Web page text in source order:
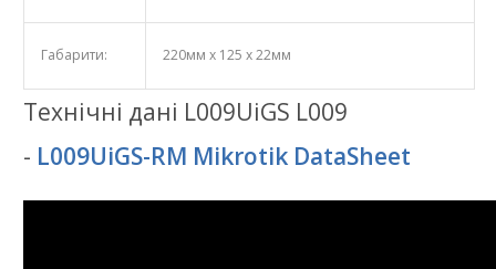
Габарити: 220мм x 125 x 22мм
Технічні дані L009UiGS L009
- L009UiGS-RM Mikrotik DataSheet